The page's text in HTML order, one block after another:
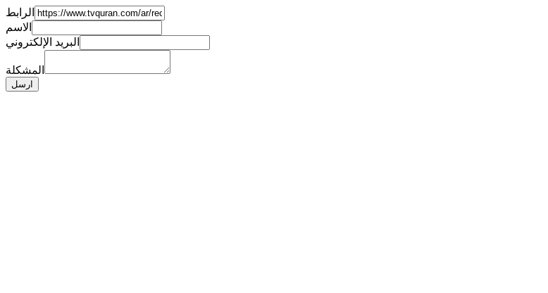
الرابط
الاسم
البريد الإلكتروني
المشكلة
ارسل